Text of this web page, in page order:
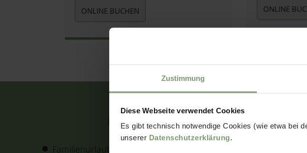
Zustimmung
Diese Webseite verwendet Cookies
Es gibt technisch notwendige Cookies (wie etwa bei
unserer Datenschutzerklärung.
ONLINE BUCHEN ONLINE
INKLUSIVLEISTUNGEN
Familienurlaub im vollausgestattetem